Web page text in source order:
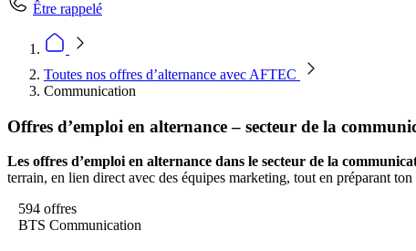
Être rappelé
Toutes nos offres d’alternance avec AFTEC
Communication
Offres d’emploi en alternance – secteur de la
Les offres d’emploi en alternance dans le secteur de la
terrain, en lien direct avec des équipes marketing, tout en préparant
594 offres
BTS Communication